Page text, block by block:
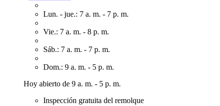
Lun. - jue.: 7 a. m. - 7 p. m.
Vie.: 7 a. m. - 8 p. m.
Sáb.: 7 a. m. - 7 p. m.
Dom.: 9 a. m. - 5 p. m.
Hoy abierto de 9 a. m. - 5 p. m.
Inspección gratuita del remolque